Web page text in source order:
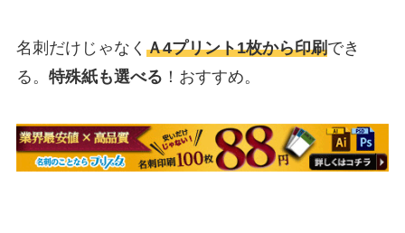
名刺だけじゃなく Ａ4プリント1枚から印刷でき
る。 特殊紙も選べる ！おすすめ。